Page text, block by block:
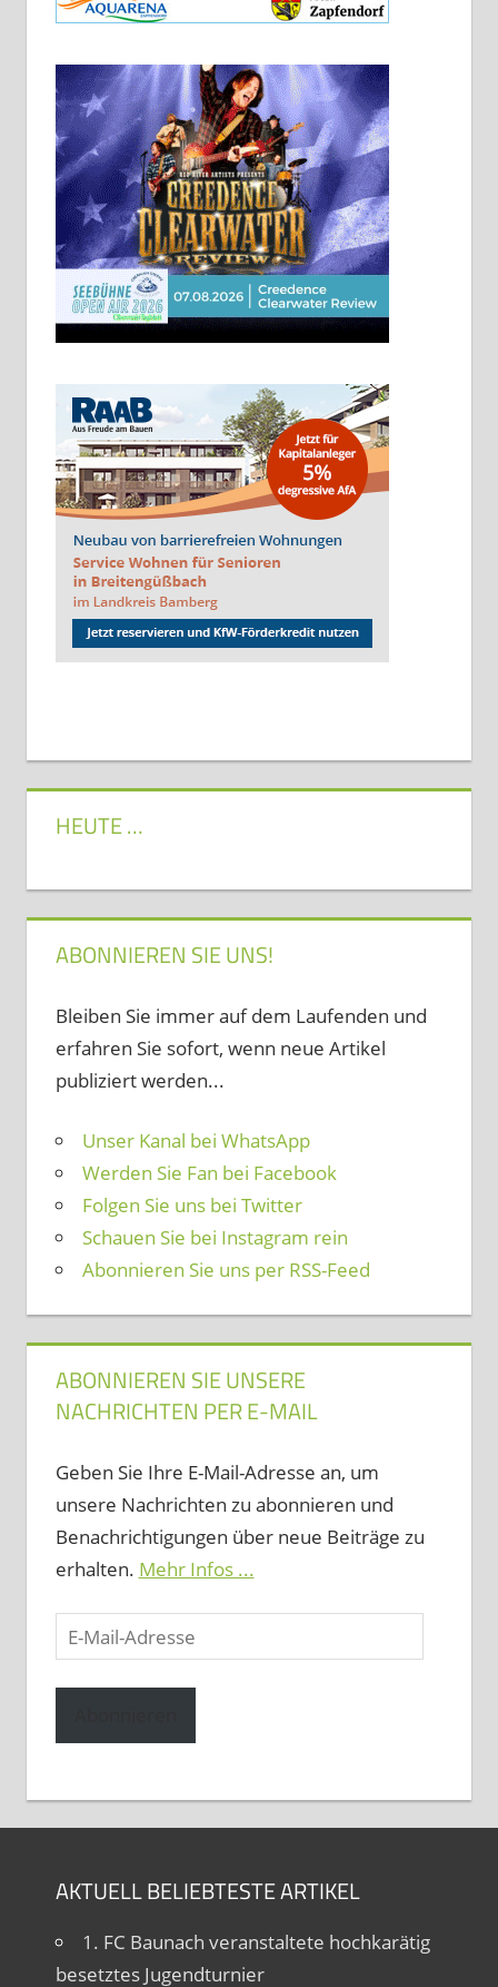
HEUTE …
ABONNIEREN SIE UNS!
Bleiben Sie immer auf dem Laufenden und
erfahren Sie sofort, wenn neue Artikel
publiziert werden...
Unser Kanal bei WhatsApp
Werden Sie Fan bei Facebook
Folgen Sie uns bei Twitter
Schauen Sie bei Instagram rein
Abonnieren Sie uns per RSS-Feed
ABONNIEREN SIE UNSERE
NACHRICHTEN PER E-MAIL
Geben Sie Ihre E-Mail-Adresse an, um
unsere Nachrichten zu abonnieren und
Benachrichtigungen über neue Beiträge zu
erhalten. Mehr Infos ...
E-
Mail-
Adresse
AKTUELL BELIEBTESTE ARTIKEL
1. FC Baunach veranstaltete hochkarätig
besetztes Jugendturnier